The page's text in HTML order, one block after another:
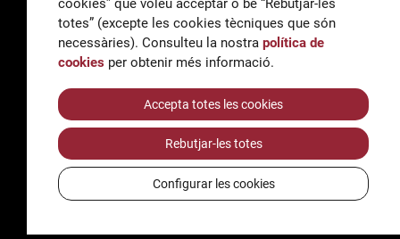
Informació
informacio@escoladeltreball.org
AccessibilitatAvís legal i Política de Privacitat
Política de cookies
Crèdits
cookies” que voleu acceptar o bé “Rebutjar-les
totes” (excepte les cookies tècniques que són
necessàries). Consulteu la nostra política de
cookies per obtenir més informació.
Accepta totes les cookies
Rebutjar-les totes
Configurar les cookies